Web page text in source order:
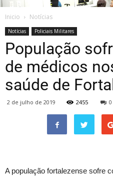
Inicio Notícias
Notícias Policiais Militares
População
de médicos
saúde de
2 de julho de 2019 2455 0
A população fortalezense sofre